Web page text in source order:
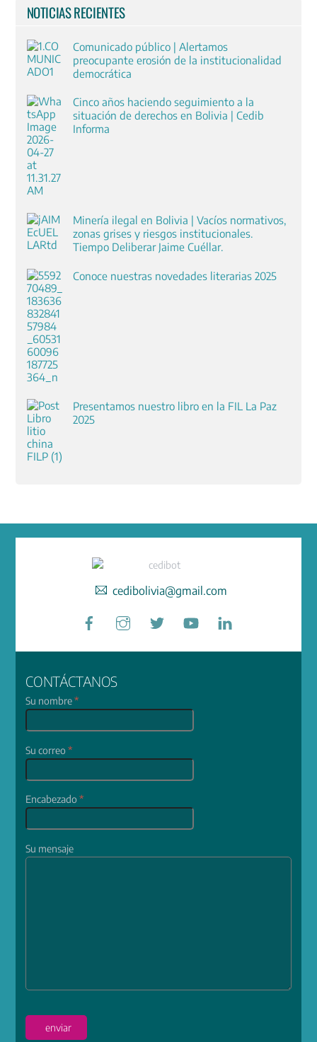
NOTICIAS RECIENTES
Comunicado público | Alertamos
preocupante erosión de la institucionalidad
democrática
Cinco años haciendo seguimiento a la
situación de derechos en Bolivia | Cedib
Informa
Minería ilegal en Bolivia | Vacíos normativos,
zonas grises y riesgos institucionales.
Tiempo Deliberar Jaime Cuéllar.
Conoce nuestras novedades literarias 2025
Presentamos nuestro libro en la FIL La Paz
2025
cedibolivia@gmail.com
Facebook
CONTÁCTANOS
Su nombre*
Su correo*
Encabezado*
Su mensaje
enviar